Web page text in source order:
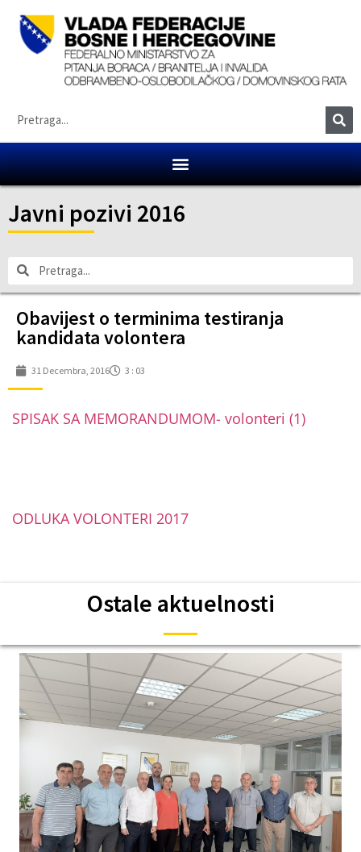
Javni pozivi 2016
Obavijest o terminima testiranja
kandidata volontera
31 Decembra, 2016 3 : 03
SPISAK SA MEMORANDUMOM- volonteri (1)
ODLUKA VOLONTERI 2017
Ostale aktuelnosti